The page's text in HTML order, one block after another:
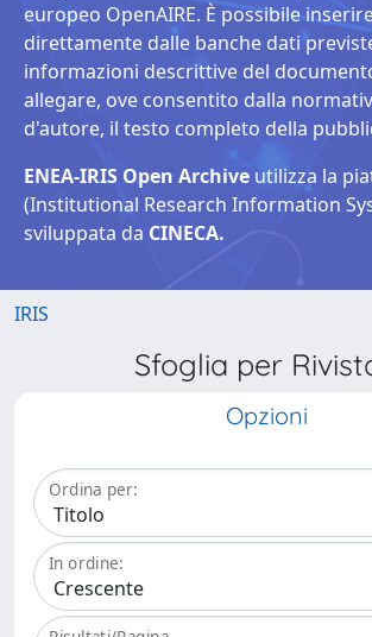
europeo OpenAIRE. È possibile
direttamente dalle banche dati
informazioni descrittive del
allegare, ove consentito dalla
d'autore, il testo completo della
ENEA-IRIS Open Archive utilizza la
(Institutional Research Information
sviluppata da CINECA.
IRIS
Sfoglia per
Opzioni
Ordina per:
In ordine: